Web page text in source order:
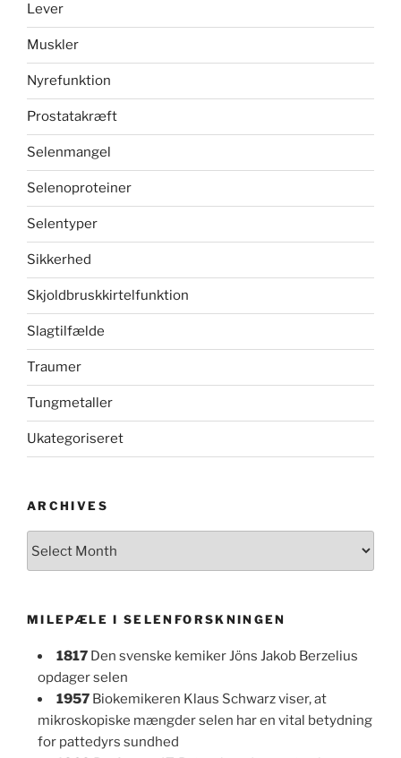
Lever
Muskler
Nyrefunktion
Prostatakræft
Selenmangel
Selenoproteiner
Selentyper
Sikkerhed
Skjoldbruskkirtelfunktion
Slagtilfælde
Traumer
Tungmetaller
Ukategoriseret
ARCHIVES
MILEPÆLE I SELENFORSKNINGEN
1817 Den svenske kemiker Jöns Jakob Berzelius
opdager selen
1957 Biokemikeren Klaus Schwarz viser, at
mikroskopiske mængder selen har en vital betydning
for pattedyrs sundhed